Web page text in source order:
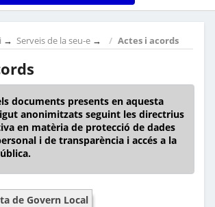
→Serveis de la seu-e → Actes i acords
documents presents en aquesta
anonimitzats seguint les directrius
en matèria de protecció de dades
i de transparència i accés a la
de Govern Local